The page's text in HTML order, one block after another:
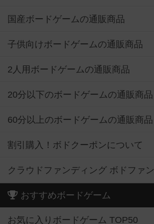
国産ボードゲームの通販商品
子供向けボードゲームの通販商品
2人用ボードゲームの通販商品
20分以下のボードゲームの通販商品
60分以上のボードゲームの通販商品
割引購入！ボドクーポンについて
クラウドファンディング ボドファン
おすすめボードゲーム
お気に入りボードゲーム TOP50